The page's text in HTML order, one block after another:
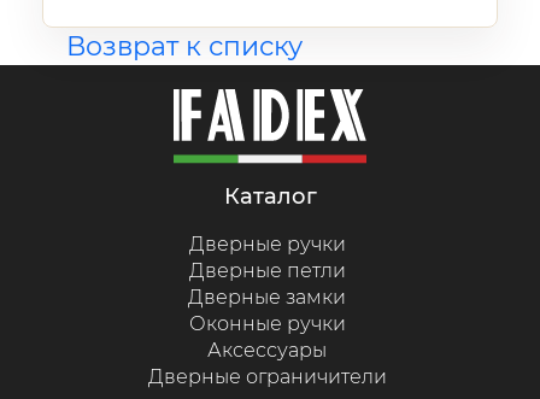
Возврат к списку
каталог
Дверные ручки
Дверные петли
Дверные замки
Оконные ручки
Аксессуары
Дверные ограничители